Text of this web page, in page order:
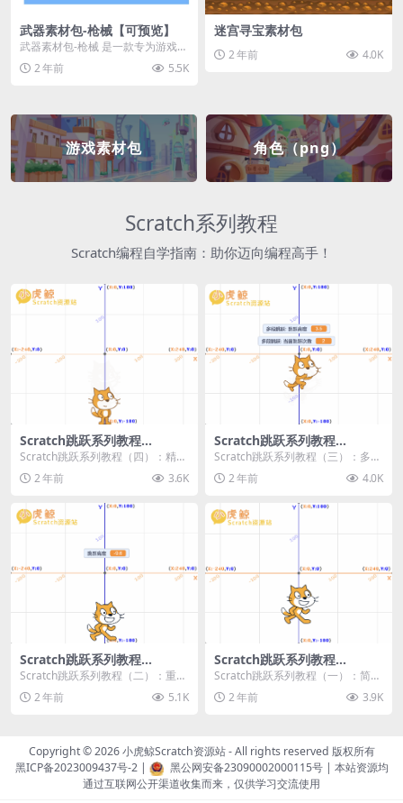
武器素材包-枪械【可预览】
武器素材包-枪械 是一款专为游戏开
发者和创作者设计的素材包，包含
多种高质量的枪械...
2 年前 5.5K
迷宫寻宝素材包
2 年前 4.0K
游戏素材包 角色（png）
Scratch系列教程
Scratch编程自学指南：助你迈向编程高手！
Scratch跳跃系列教程
（四）：精准着陆
Scratch跳跃系列教程（四）：精准
着陆 作者：小虎鲸Scratch资源站
... 2 年前 3.6K
Scratch跳跃系列教程
（三）：多段跳跃
Scratch跳跃系列教程（三）：多段
跳跃 作者：小虎鲸Scratch资源站
连...2 年前 4.0K
Scratch跳跃系列教程
（二）：重力跳跃
Scratch跳跃系列教程（二）：重力
跳跃 作者：小虎鲸Scratch资源站
按...2 年前 5.1K
Scratch跳跃系列教程
（一）：简单跳跃
Scratch跳跃系列教程（一）：简单
跳跃 作者：小虎鲸Scratch资源站
按...2 年前 3.9K
Copyright © 2026小虎鲸Scratch资源站- All rights reserved 版权所有
黑ICP备2023009437号-2| 黑公网安备23090002000115号| 本站资源均
通过互联网公开渠道收集而来，仅供学习交流使用